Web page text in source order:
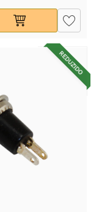
REDUZIDO